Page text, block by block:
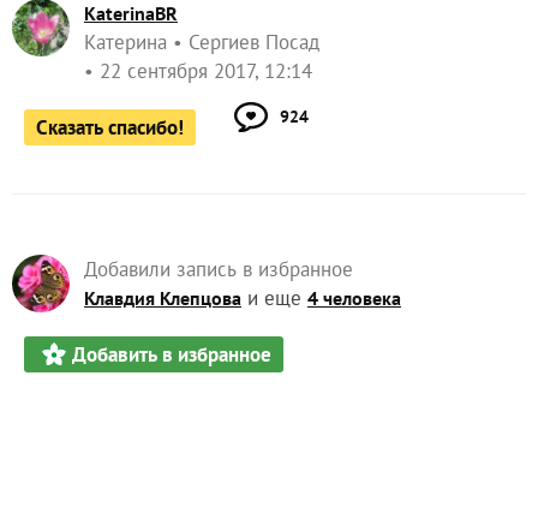
KaterinaBR
Катерина
Сергиев Посад
22 сентября 2017, 12:14
Сказать спасибо! 924
Добавили запись в избранное
Клавдия Клепцова и еще 4 человека
Добавить в избранное